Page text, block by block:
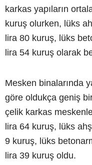
karkas yapıların
kuruş olurken, lüks
lira 80 kuruş, lüks
lira 54 kuruş olarak
Mesken binalarında
göre oldukça geniş
çelik karkas
lira 64 kuruş, lüks
9 kuruş, lüks
lira 39 kuruş oldu.